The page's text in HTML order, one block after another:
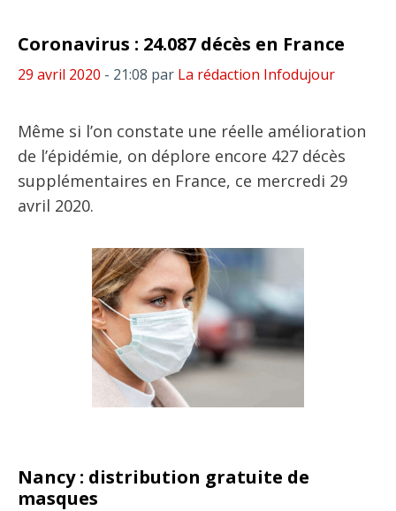
Coronavirus : 24.087 décès en France
29 avril 2020 - 21:08 par La rédaction Infodujour
Même si l’on constate une réelle amélioration
de l’épidémie, on déplore encore 427 décès
supplémentaires en France, ce mercredi 29
avril 2020.
Nancy : distribution gratuite de
masques